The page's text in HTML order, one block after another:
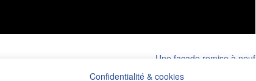
Une façade remise à neuf
Confidentialité & cookies